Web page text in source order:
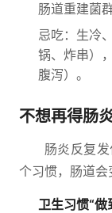
肠道重建菌群
忌吃：生冷
锅、炸串）
腹泻）。
不想再得肠
肠炎反复
个习惯，肠道会
卫生习惯“做